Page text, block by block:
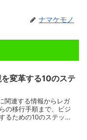
ナマケモノ
変革する10のステ
関連する情報からレガ
の移行手順まで、ビジ
るための10のステップ